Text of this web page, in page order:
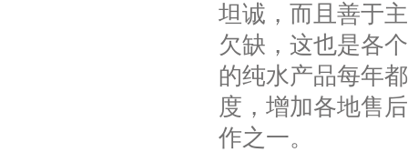
坦诚，而且善于
欠缺 ，这也是各
的纯水产品每年
度，增加各地售
作之一。